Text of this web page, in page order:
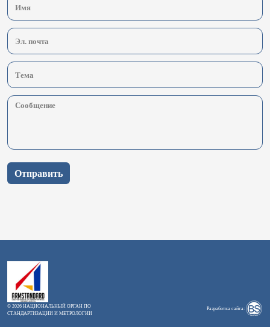
Отправить
© 2026 НАЦИОНАЛЬНЫЙ ОРГАН ПО
СТАНДАРТИЗАЦИИ И МЕТРОЛОГИИ
Разработка сайта: